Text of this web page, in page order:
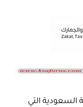
السعودية التي